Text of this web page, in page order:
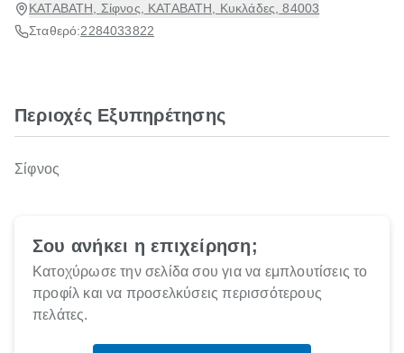
ΚΑΤΑΒΑΤΗ, Σίφνος, ΚΑΤΑΒΑΤΗ, Κυκλάδες, 84003
Σταθερό:2284033822
Περιοχές Εξυπηρέτησης
Σίφνος
Σου ανήκει η επιχείρηση;
Κατοχύρωσε την σελίδα σου για να εμπλουτίσεις το
προφίλ και να προσελκύσεις περισσότερους
πελάτες.